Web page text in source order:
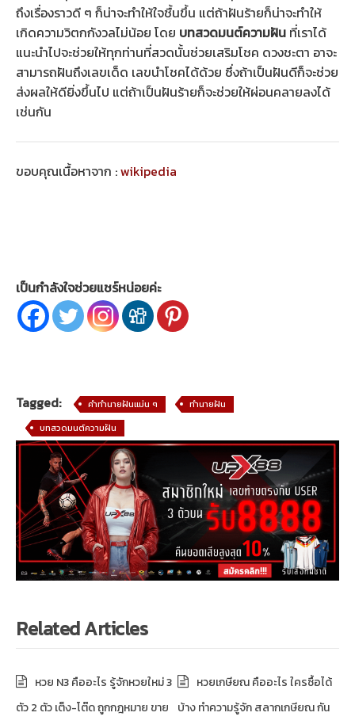
ถึงเรื่องราวดี ๆ ก็น่าจะทำให้ใจชื้นขึ้น แต่ถ้าฝันร้ายก็น่าจะทำให้
เกิดความวิตกกังวลไม่น้อย โดย บทสวดมนต์ความฝัน ที่เราได้
แนะนำไปจะช่วยให้ทุกท่านที่สวดนั้นช่วยเสริมโชค ดวงชะตา อาจะ
สามารถฝันถึงเลขเด็ด เลขนำโชคได้ด้วย ซึ่งถ้าเป็นฝันดีก็จะช่วย
ส่งผลให้ดียิ่งขึ้นไป แต่ถ้าเป็นฝันร้ายก็จะช่วยให้ผ่อนคลายลงได้
เช่นกัน
ขอบคุณเนื้อหาจาก :wikipedia
เป็นกำลังใจช่วยแชร์หน่อยค่ะ
Tagged: คำทำนายฝันแม่น ๆ
ทำนายฝัน
บทสวดมนต์ความฝัน
Related Articles
หวย N3 คืออะไร รู้จักหวยใหม่ 3
ตัว 2 ตัว เต็ง-โต๊ด ถูกกฎหมาย ขาย
หวยเกษียณ คืออะไร ใครซื้อได้
บ้าง ทำความรู้จัก สลากเกษียณ กัน